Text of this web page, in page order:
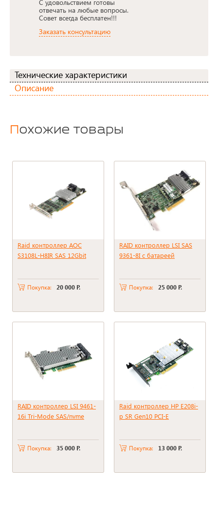
С удовольствием готовы
отвечать на любые вопросы.
Совет всегда бесплатен!!!
Заказать консультацию
Технические характеристики
Описание
Похожие товары
Raid контроллер AOC
S3108L-H8IR SAS 12Gbit
Покупка: 20 000 Р.
RAID контроллер LSI SAS
9361-8I с батареей
Покупка: 25 000 Р.
RAID контроллер LSI 9461-
16i Tri-Mode SAS/nvme
Покупка: 35 000 Р.
Rаid контpоллер НР Е208i-
р SR Gеn10 РCI-Е
Покупка: 13 000 Р.